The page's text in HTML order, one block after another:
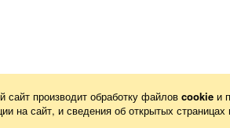
производит обработку файлов cookie и
на сайт, и сведения об открытых